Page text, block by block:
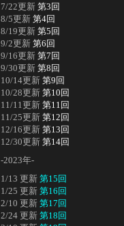
7/22更新 第3回
8/5更新 第4回
8/19更新 第5回
9/2更新 第6回
9/16更新 第7回
9/30更新 第8回
10/14更新 第9回
10/28更新 第10回
11/11更新 第11回
11/25更新 第12回
12/16更新 第13回
12/30更新 第14回
-2023年-
1/13 更新 第15回
1/25 更新 第16回
2/10 更新 第17回
2/24 更新 第18回